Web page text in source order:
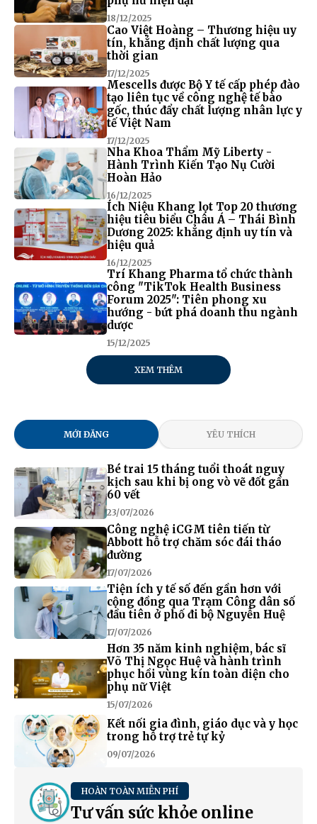
18/12/2025
Cao Việt Hoàng – Thương hiệu uy
tín, khẳng định chất lượng qua
thời gian
17/12/2025
Mescells được Bộ Y tế cấp phép đào
tạo liên tục về công nghệ tế bào
gốc, thúc đẩy chất lượng nhân lực y
tế Việt Nam
17/12/2025
Nha Khoa Thẩm Mỹ Liberty -
Hành Trình Kiến Tạo Nụ Cười
Hoàn Hảo
16/12/2025
Ích Niệu Khang lọt Top 20 thương
hiệu tiêu biểu Châu Á – Thái Bình
Dương 2025: khẳng định uy tín và
hiệu quả
16/12/2025
Trí Khang Pharma tổ chức thành
công "TikTok Health Business
Forum 2025": Tiên phong xu
hướng - bứt phá doanh thu ngành
dược
15/12/2025
XEM THÊM
MỚI ĐĂNG YÊU THÍCH
Bé trai 15 tháng tuổi thoát nguy
kịch sau khi bị ong vò vẽ đốt gần
60 vết
23/07/2026
Công nghệ iCGM tiên tiến từ
Abbott hỗ trợ chăm sóc đái tháo
đường
17/07/2026
Tiện ích y tế số đến gần hơn với
cộng đồng qua Trạm Công dân số
đầu tiên ở phố đi bộ Nguyễn Huệ
17/07/2026
Hơn 35 năm kinh nghiệm, bác sĩ
Võ Thị Ngọc Huệ và hành trình
phục hồi vùng kín toàn diện cho
phụ nữ Việt
15/07/2026
Kết nối gia đình, giáo dục và y học
trong hỗ trợ trẻ tự kỷ
09/07/2026
HOÀN TOÀN MIỄN PHÍ
Tư vấn sức khỏe online